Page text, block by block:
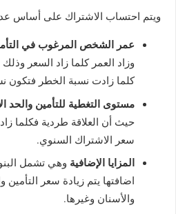
ويتم احتساب الاشتراك على أساس
عمر الشخص المرغوب في
وزاد العمر كلما زاد السعر
كلما زادت نسبة الخطر فتكون
مستوى التغطية للتأمين والحد
حيث أن العلاقة طردية فكلما
سعر الاشتراك السنوي.
المزايا الإضافية وهي تشمل
اضافتها يتم زيادة سعر التأمين
والأسنان وغيرها.